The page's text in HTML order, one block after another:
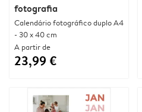
fotografia
Calendário fotográfico duplo A4
- 30 x 40 cm
A partir de
23,99 €